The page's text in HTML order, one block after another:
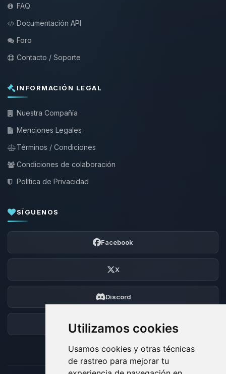
Utilizamos cookies
Usamos cookies y otras técnicas
de rastreo para mejorar tu
FAQ
Documentación API
Foro
Contacto / Soporte
INFORMACIÓN LEGAL
Nuestra Compañía
Menciones Legales
Términos / Condiciones
Condiciones de colaboración
Política de Privacidad
SÍGUENOS
Facebook
X
Discord
Foro